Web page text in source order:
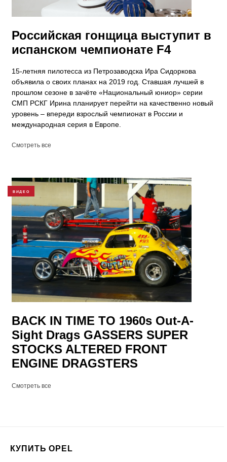
Российская гонщица выступит в
испанском чемпионате F4
15-летняя пилотесса из Петрозаводска Ира Сидоркова
объявила о своих планах на 2019 год. Ставшая лучшей в
прошлом сезоне в зачёте «Национальный юниор» серии
СМП РСКГ Ирина планирует перейти на качественно новый
уровень – впереди взрослый чемпионат в России и
международная серия в Европе.
Смотреть все
ВИДЕО
BACK IN TIME TO 1960s Out-A-
Sight Drags GASSERS SUPER
STOCKS ALTERED FRONT
ENGINE DRAGSTERS
Смотреть все
КУПИТЬ OPEL